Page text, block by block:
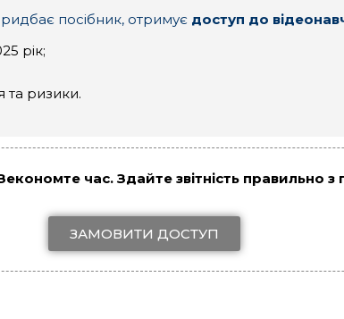
посібник, отримує доступ до
рік;
та ризики.
час. Здайте звітність правильно
ЗАМОВИТИ ДОСТУП